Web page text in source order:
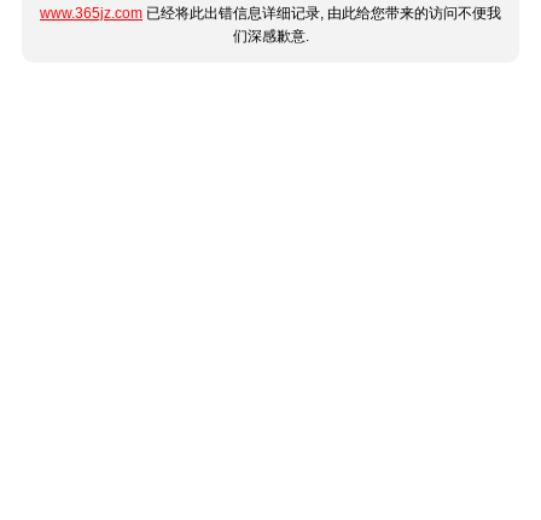
www.365jz.com 已经将此出错信息详细记录, 由此给您带来的访问不便我
们深感歉意.